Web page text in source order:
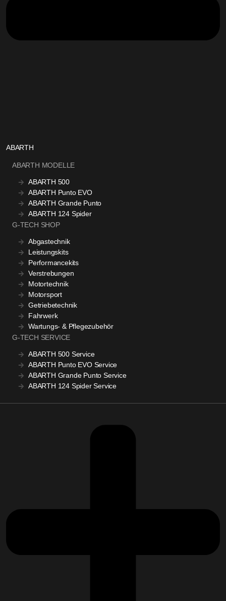
ABARTH
ABARTH MODELLE
ABARTH 500
ABARTH Punto EVO
ABARTH Grande Punto
ABARTH 124 Spider
G-TECH SHOP
Abgastechnik
Leistungskits
Performancekits
Verstrebungen
Motortechnik
Motorsport
Getriebetechnik
Fahrwerk
Wartungs- & Pflegezubehör
G-TECH SERVICE
ABARTH 500 Service
ABARTH Punto EVO Service
ABARTH Grande Punto Service
ABARTH 124 Spider Service